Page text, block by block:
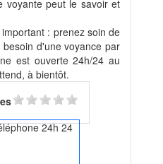
voyante peut le savoir et
: prenez soin de
d'une voyance par
est ouverte 24h/24 au
à bientôt.